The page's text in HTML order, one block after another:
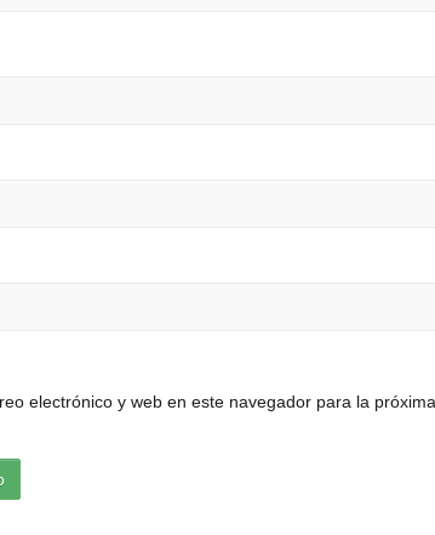
electrónico y web en este navegador para la